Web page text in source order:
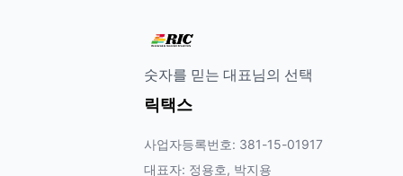
숫자를 믿는 대표님의 선택
릭택스
사업자등록번호: 381-15-01917
대표자: 정용호, 박지용